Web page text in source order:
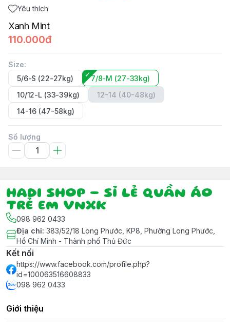
Yêu thích
Xanh Mint
110.000đ
Size:
5/6-S (22-27kg)
7/8-M (27-33kg)
10/12-L (33-39kg)
12-14 (40-48kg)
14-16 (47-58kg)
Số lượng
HADI SHOP - SỈ LẺ QUẦN ÁO
TRẺ EM VNXK
098 962 0433
Địa chỉ: 383/52/18 Long Phước, KP8, Phường Long Phước,
Hồ Chí Minh - Thành phố Thủ Đức
Kết nối
https://www.facebook.com/profile.php?
id=100063516608833
098 962 0433
Giới thiệu